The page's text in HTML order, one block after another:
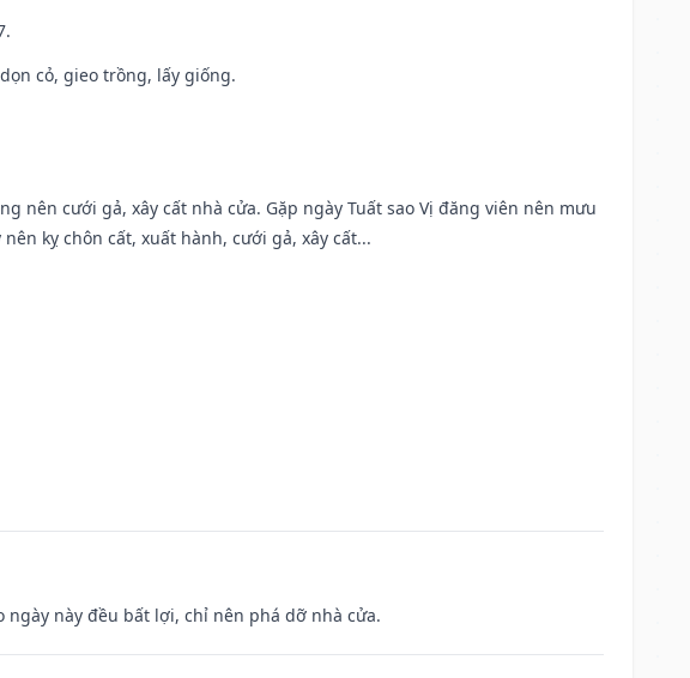
cỏ, gieo trồng, lấy giống.
nên cưới gả, xây cất nhà cửa. Gặp ngày Tuất sao Vị đăng viên nên mưu
kỵ chôn cất, xuất hành, cưới gả, xây cất...
ngày này đều bất lợi, chỉ nên phá dỡ nhà cửa.